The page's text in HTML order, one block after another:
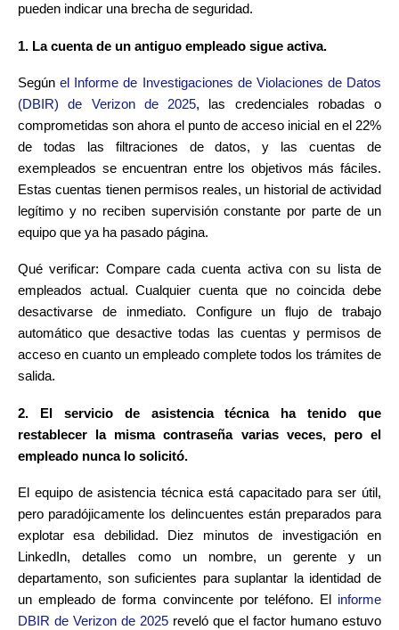
pueden indicar una brecha de seguridad.
1. La cuenta de un antiguo empleado sigue activa.
Segúnel Informe de Investigaciones de Violaciones de Datos
(DBIR) de Verizon de 2025, las credenciales robadas o
comprometidas son ahora el punto de acceso inicial en el 22%
de todas las filtraciones de datos, y las cuentas de
exempleados se encuentran entre los objetivos más fáciles.
Estas cuentas tienen permisos reales, un historial de actividad
legítimo y no reciben supervisión constante por parte de un
equipo que ya ha pasado página.
Qué verificar: Compare cada cuenta activa con su lista de
empleados actual. Cualquier cuenta que no coincida debe
desactivarse de inmediato. Configure un flujo de trabajo
automático que desactive todas las cuentas y permisos de
acceso en cuanto un empleado complete todos los trámites de
salida.
2. El servicio de asistencia técnica ha tenido que
restablecer la misma contraseña varias veces, pero el
empleado nunca lo solicitó.
El equipo de asistencia técnica está capacitado para ser útil,
pero paradójicamente los delincuentes están preparados para
explotar esa debilidad. Diez minutos de investigación en
LinkedIn, detalles como un nombre, un gerente y un
departamento, son suficientes para suplantar la identidad de
un empleado de forma convincente por teléfono. El informe
DBIR de Verizon de 2025 reveló que el factor humano estuvo